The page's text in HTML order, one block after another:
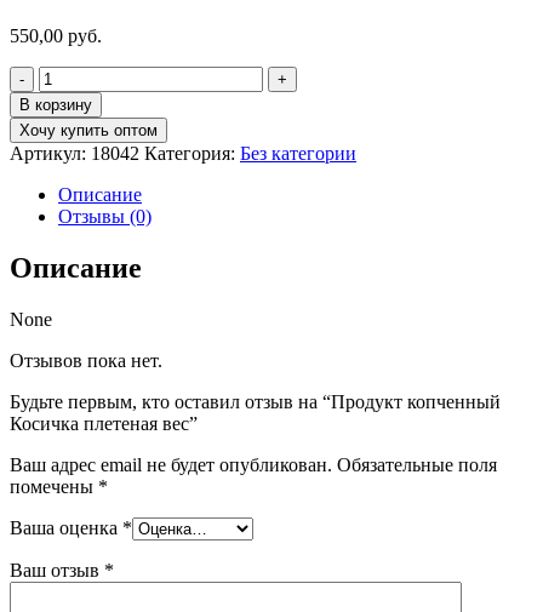
550,00 руб.
Количество
товара
Продукт
копченный
Косичка
плетеная
вес
В корзину
Хочу купить оптом
Артикул: 18042 Категория: Без категории
Описание
Отзывы (0)
Описание
None
Отзывов пока нет.
Будьте первым, кто оставил отзыв на “Продукт копченный
Косичка плетеная вес”
Ваш адрес email не будет опубликован. Обязательные поля
помечены *
Ваша оценка *
Ваш отзыв *